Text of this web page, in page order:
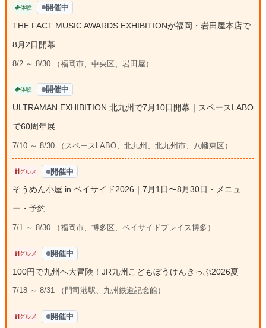
体験 開催中
THE FACT MUSIC AWARDS EXHIBITIONが福岡・岩田屋本店で
8月2日開幕
8/2 ～ 8/30 （福岡市、中央区、岩田屋）
体験 開催中
ULTRAMAN EXHIBITION 北九州で7月10日開幕｜スペースLABO
で60周年展
7/10 ～ 8/30 （スペースLABO、北九州、北九州市、八幡東区）
グルメ 開催中
そうめん小屋 in ベイサイド2026｜7月1日〜8月30日・メニュ
ー・予約
7/1 ～ 8/30 （福岡市、博多区、ベイサイドプレイス博多）
グルメ 開催中
100円で九州へ大冒険！JR九州こどもぼうけんきっぷ2026夏
7/18 ～ 8/31 （門司港駅、九州鉄道記念館）
グルメ 開催中